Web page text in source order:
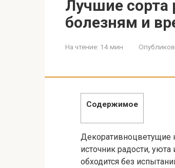
Лучшие сорта
болезням и
На чтение: 14 мин
Содержимое
Декоративноцветущие
источник радости,
обходится без